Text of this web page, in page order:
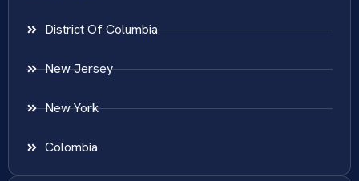
District Of Columbia
New Jersey
New York
Colombia